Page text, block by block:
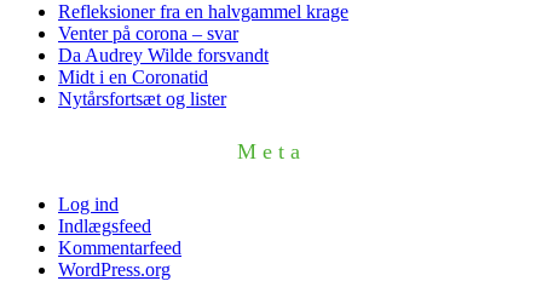
Refleksioner fra en halvgammel krage
Venter på corona – svar
Da Audrey Wilde forsvandt
Midt i en Coronatid
Nytårsfortsæt og lister
Meta
Log ind
Indlægsfeed
Kommentarfeed
WordPress.org